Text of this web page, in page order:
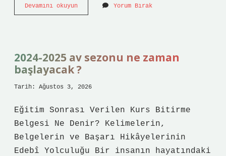
Devamını okuyunAvanostan
hangi
Yorum Bırak
2024-2025 av sezonu ne zaman
başlayacak ?
Tarih: Ağustos 3, 2026
Eğitim Sonrası Verilen Kurs Bitirme
Belgesi Ne Denir? Kelimelerin,
Belgelerin ve Başarı Hikâyelerinin
Edebî Yolculuğu Bir insanın hayatındaki